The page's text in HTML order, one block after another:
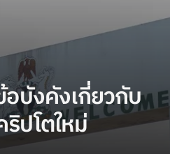
อบังคังเกี่ยวกับ
ปโตใหม่